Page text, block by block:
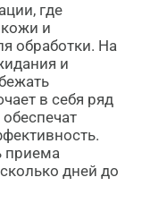
где
и
обработки. На
и
в себя ряд
приема
дней до